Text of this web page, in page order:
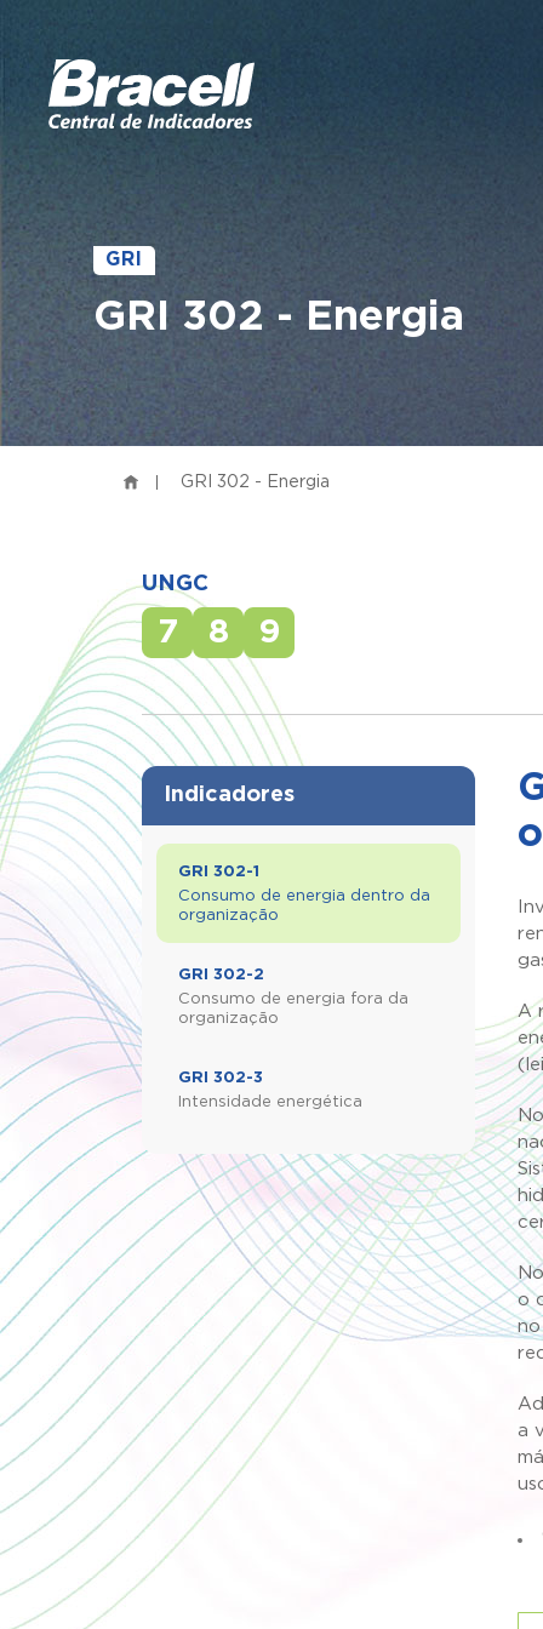
GRI
GRI 302 - Energia
GRI 302 - Energia
UNGC
7 8 9
Indicadores
GRI 302-1
Consumo de energia dentro da
organização
GRI 302-2
Consumo de energia fora da
organização
GRI 302-3
Intensidade energética
A
o
a